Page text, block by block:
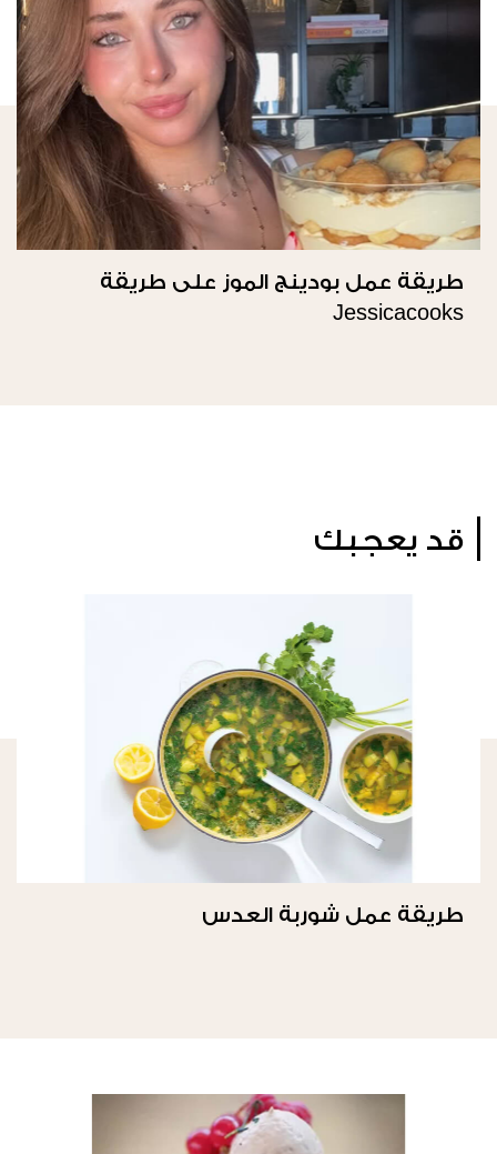
طريقة عمل بودينج الموز على طريقة
Jessicacooks
قد يعجبك
طريقة عمل شوربة العدس